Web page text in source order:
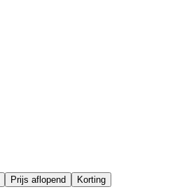
Prijs aflopend Korting